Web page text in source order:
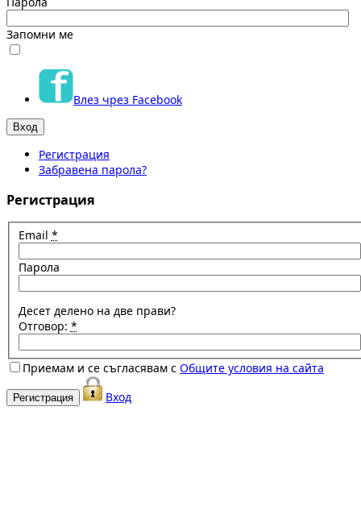
Запомни ме
Влез чрез Facebook
Регистрация
Забравена парола?
Регистрация
Email *
Парола
Десет делено на две прави?
Отговор: *
Приемам и се съгласявам с Общите условия на сайта
Вход